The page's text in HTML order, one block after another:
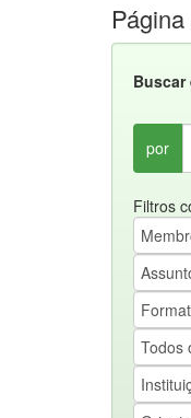
Buscar
por
Filtros